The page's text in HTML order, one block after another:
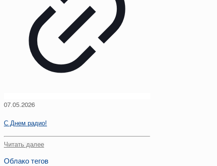
07.05.2026
С Днем радио!
Читать далее
Облако тегов